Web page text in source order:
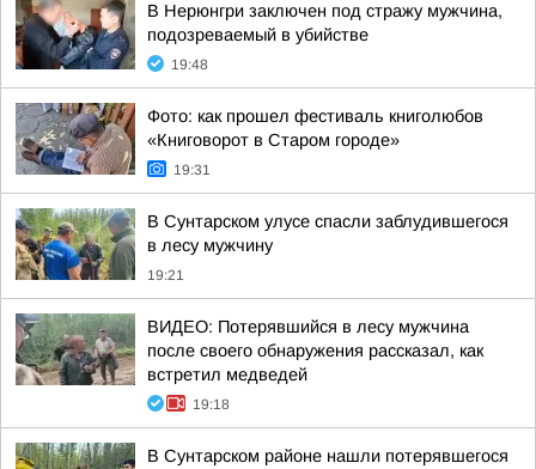
В Нерюнгри заключен под стражу мужчина,
подозреваемый в убийстве
19:48
Фото: как прошел фестиваль книголюбов
«Книговорот в Старом городе»
19:31
В Сунтарском улусе спасли заблудившегося
в лесу мужчину
19:21
ВИДЕО: Потерявшийся в лесу мужчина
после своего обнаружения рассказал, как
встретил медведей
19:18
В Сунтарском районе нашли потерявшегося